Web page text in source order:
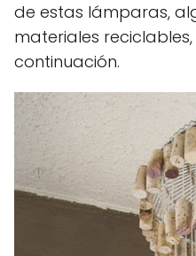
de estas lámparas,
materiales
continuación.